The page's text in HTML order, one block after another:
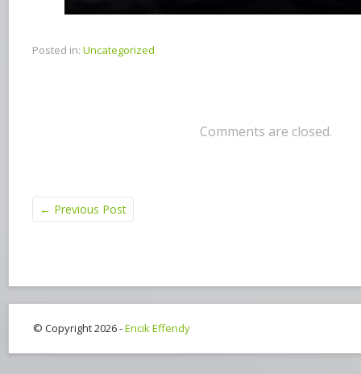
Posted in: Uncategorized
Comments are closed.
← Previous Post
© Copyright 2026 -Encik Effendy